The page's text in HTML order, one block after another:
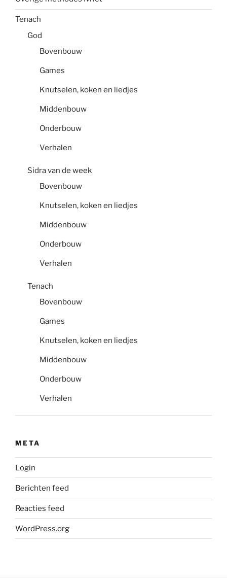
Tenach
God
Bovenbouw
Games
Knutselen, koken en liedjes
Middenbouw
Onderbouw
Verhalen
Sidra van de week
Bovenbouw
Knutselen, koken en liedjes
Middenbouw
Onderbouw
Verhalen
Tenach
Bovenbouw
Games
Knutselen, koken en liedjes
Middenbouw
Onderbouw
Verhalen
META
Login
Berichten feed
Reacties feed
WordPress.org